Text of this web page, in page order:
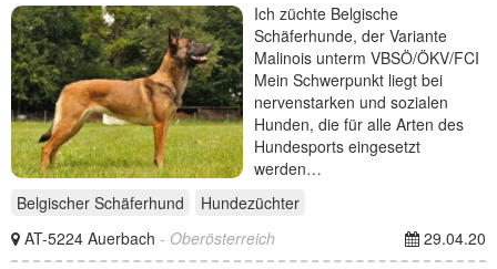
Ich züchte Belgische
Schäferhunde, der Variante
Malinois unterm VBSÖ/ÖKV/FCI
Mein Schwerpunkt liegt bei
nervenstarken und sozialen
Hunden, die für alle Arten des
Hundesports eingesetzt
werden…
Belgischer Schäferhund
Hundezüchter
AT-5224 Auerbach - Oberösterreich 29.04.20